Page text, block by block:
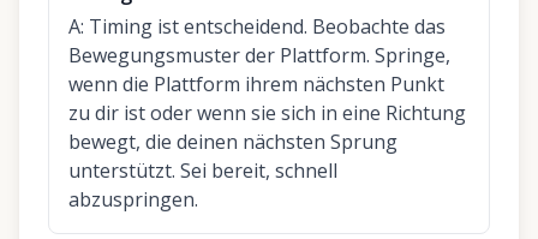
A: Timing ist entscheidend. Beobachte das
Bewegungsmuster der Plattform. Springe,
wenn die Plattform ihrem nächsten Punkt
zu dir ist oder wenn sie sich in eine Richtung
bewegt, die deinen nächsten Sprung
unterstützt. Sei bereit, schnell
abzuspringen.